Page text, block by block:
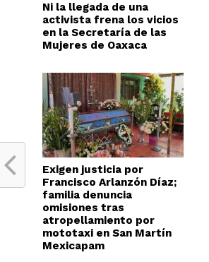
Ni la llegada de una
activista frena los vicios
en la Secretaría de las
Mujeres de Oaxaca
Exigen justicia por
Francisco Arlanzón Díaz;
familia denuncia
omisiones tras
atropellamiento por
mototaxi en San Martín
Mexicapam